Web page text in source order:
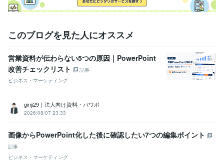
語学力
このブログを見た人にオススメ
営業資料が伝わらない5つの原因｜PowerPoint
改善チェックリスト
記事
ビジネス・マーケティング
ginji29｜法人向け資料・パワポ
2026/08/07 23:33
画像からPowerPoint化した後に確認したい7つの編集ポイント
記事
ビジネス・マーケティング